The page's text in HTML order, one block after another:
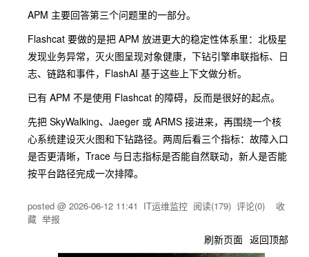
APM 主要回答第三个问题里的一部分。
Flashcat 要做的是把 APM 放进更大的稳定性体系里：北极星
发现业务异常，灭火图呈现对象健康，下钻引擎串联指标、日
志、链路和事件，FlashAI 基于这些上下文做分析。
已有 APM 不是使用 Flashcat 的障碍，反而是很好的起点。
先把 SkyWalking、Jaeger 或 ARMS 接进来，再围绕一个核
心系统建设灭火图和下钻路径。两周后看三个指标：故障入口
是否更清晰，Trace 与日志指标是否能自然联动，新人是否能
按平台路径完成一次排障。
posted @ 2026-06-12 11:41 IT运维监控 阅读(179) 评论(0) 收
藏 举报
刷新页面 返回顶部